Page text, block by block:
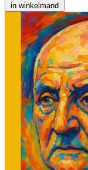
in winkelmand